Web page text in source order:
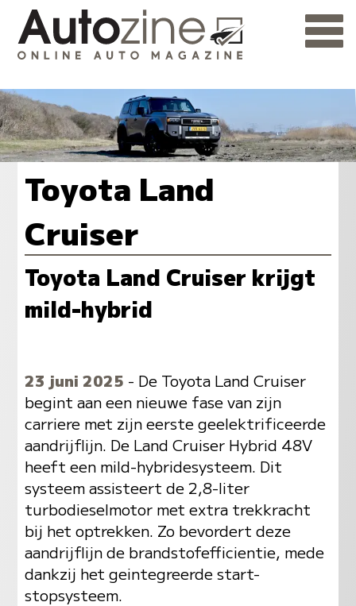
Toyota Land
Cruiser
Toyota Land Cruiser krijgt
mild-hybrid
23 juni 2025 - De Toyota Land Cruiser
begint aan een nieuwe fase van zijn
carriere met zijn eerste geelektrificeerde
aandrijflijn. De Land Cruiser Hybrid 48V
heeft een mild-hybridesysteem. Dit
systeem assisteert de 2,8-liter
turbodieselmotor met extra trekkracht
bij het optrekken. Zo bevordert deze
aandrijflijn de brandstofefficientie, mede
dankzij het geintegreerde start-
stopsysteem.